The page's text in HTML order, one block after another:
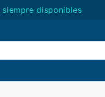
siempre disponibles